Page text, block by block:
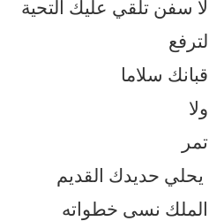
لا سفن تلقي عليك التحية
لترفع
قبانك سلاما
ولا
تمر
يحلي حديدك القديم
الملك نسى خطواته